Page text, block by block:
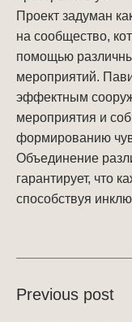
Проект задуман
на сообщество,
помощью
мероприятий.
эффектным
мероприятия и
формированию
Объединение
гарантирует, что
способствуя
Previous post